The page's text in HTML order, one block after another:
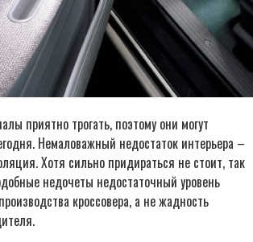
приятно трогать, поэтому они могут
Немаловажный недостаток интерьера –
Хотя сильно придираться не стоит, так
недочеты недостаточный уровень
кроссовера, а не жадность